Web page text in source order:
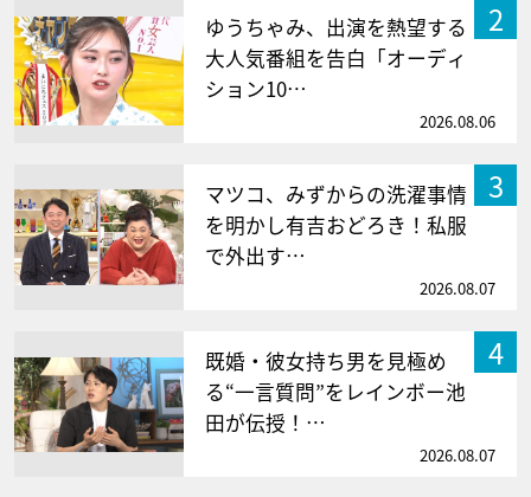
2
ゆうちゃみ、出演を熱望する
大人気番組を告白「オーディ
ション10…
2026.08.06
3
マツコ、みずからの洗濯事情
を明かし有吉おどろき！私服
で外出す…
2026.08.07
4
既婚・彼女持ち男を見極め
る“一言質問”をレインボー池
田が伝授！…
2026.08.07